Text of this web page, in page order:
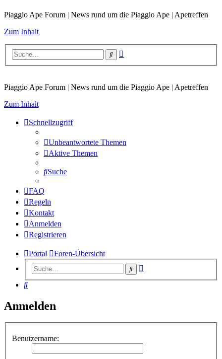
Piaggio Ape Forum | News rund um die Piaggio Ape | Apetreffen
Zum Inhalt
Suche
Piaggio Ape Forum | News rund um die Piaggio Ape | Apetreffen
Zum Inhalt
Schnellzugriff
Unbeantwortete Themen
Aktive Themen
Suche
FAQ
Regeln
Kontakt
Anmelden
Registrieren
Portal Foren-Übersicht
Suche
Suche
Anmelden
Benutzername: